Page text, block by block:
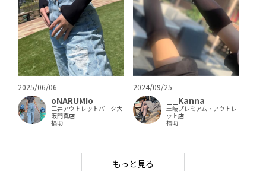
2025/06/06
oNARUMIo
三井アウトレットパーク大
阪門真店
福助
2024/09/25
__Kanna
土岐プレミアム・アウトレ
ット店
福助
もっと見る